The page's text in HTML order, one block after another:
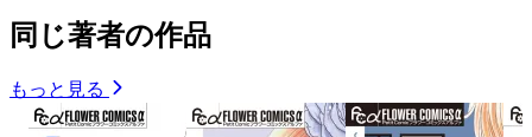
同じ著者の作品
もっと見る